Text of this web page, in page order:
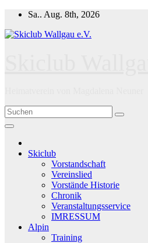
Zum
springen
Sa.. Aug. 8th, 2026
Skiclub
Vorstandschaft
Vereinslied
Vorstände Historie
Chronik
Veranstaltungsservice
IMRESSUM
Alpin
Training